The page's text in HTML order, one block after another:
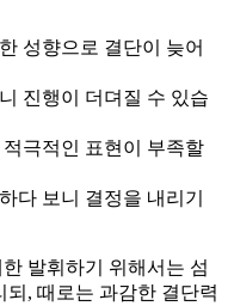
성향으로 결단이 늦어
진행이 더뎌질 수 있습
극적인 표현이 부족할
다 보니 결정을 내리기
발휘하기 위해서는 섬
, 때로는 과감한 결단력